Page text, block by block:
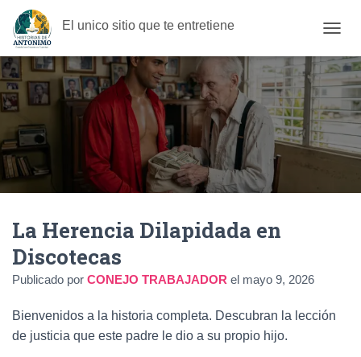
El unico sitio que te entretiene
A
M
B
I
A
R
M
O
A
La Herencia Dilapidada en
Discotecas
Publicado por CONEJO TRABAJADOR el mayo 9, 2026
Bienvenidos a la historia completa. Descubran la lección
de justicia que este padre le dio a su propio hijo.